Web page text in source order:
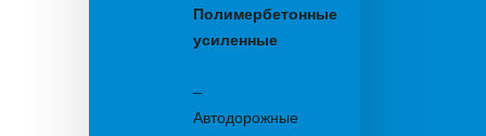
Полимербетонные
усиленные
–
Автодорожные